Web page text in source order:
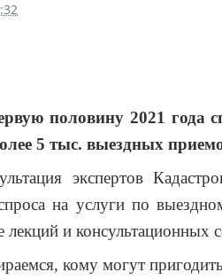
половину 2021 года
5 тыс. выездных
экспертов
на услуги по
лекций и консультационных
кому могут